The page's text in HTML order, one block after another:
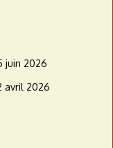
juin 2026
avril 2026